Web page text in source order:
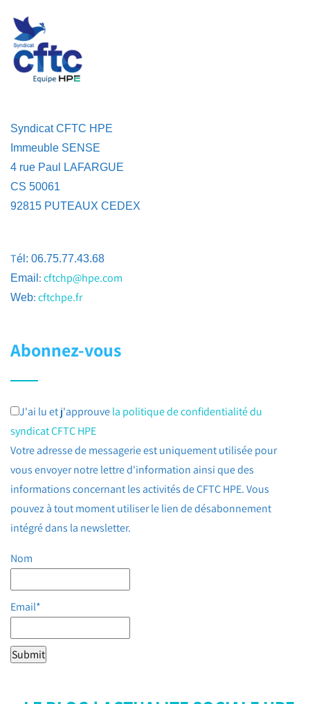
Syndicat CFTC HPE
Immeuble SENSE
4 rue Paul LAFARGUE
CS 50061
92815 PUTEAUX CEDEX
Tél: 06.75.77.43.68
Email :cftchp@hpe.com
Web:cftchpe.fr
Abonnez-vous
J'ai lu et j'approuvela politique de confidentialité du
syndicat CFTC HPE
Votre adresse de messagerie est uniquement utilisée pour
vous envoyer notre lettre d'information ainsi que des
informations concernant les activités de CFTC HPE. Vous
pouvez à tout moment utiliser le lien de désabonnement
intégré dans la newsletter.
Nom
Email*